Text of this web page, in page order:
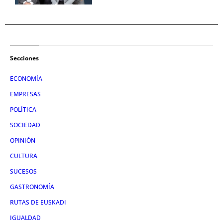
Secciones
ECONOMÍA
EMPRESAS
POLÍTICA
SOCIEDAD
OPINIÓN
CULTURA
SUCESOS
GASTRONOMÍA
RUTAS DE EUSKADI
IGUALDAD